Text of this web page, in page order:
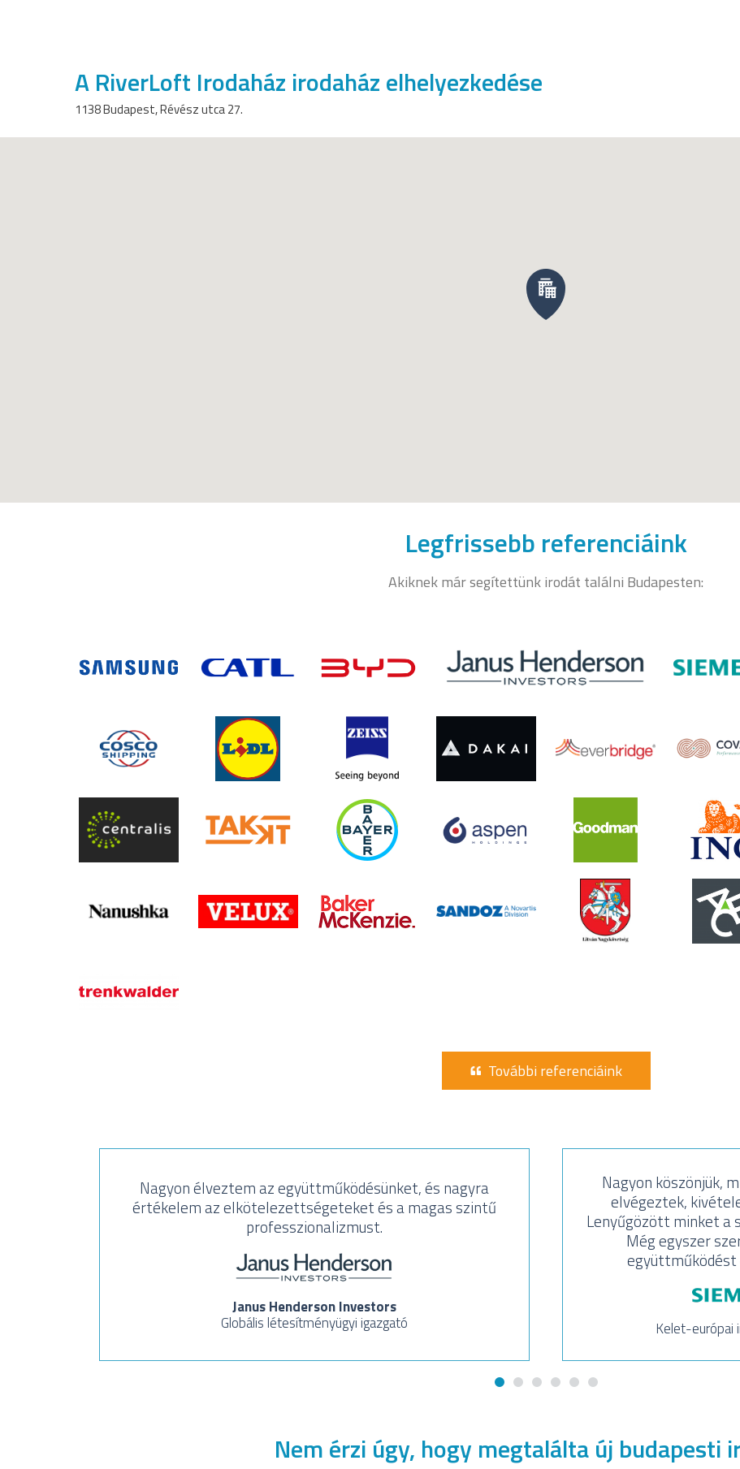
A RiverLoft Irodaház irodaház elhelyezkedése
1138 Budapest, Révész utca 27.
Legfrissebb referenciáink
Akiknek már segítettünk irodát találni Budapesten:
További referenciáink
Nagyon élveztem az együttműködésünket, és nagyra
értékelem az elkötelezettségeteket és a magas szintű
professzionalizmust.
Janus Henderson Investors
Globális létesítményügyi igazgató
Nagyon köszönjük,
elvégeztek,
Lenyűgözött minket a
Még egyszer
együttműködést
Kelet-
Nem érzi úgy, hogy megtalálta új budapesti